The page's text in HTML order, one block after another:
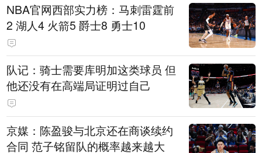
NBA官网西部实力榜：马刺雷霆前
2 湖人4 火箭5 爵士8 勇士10
队记：骑士需要库明加这类球员 但
他还没有在高端局证明过自己
京媒：陈盈骏与北京还在商谈续约
合同 范子铭留队的概率越来越大